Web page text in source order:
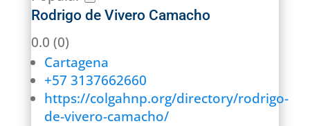
Rodrigo de Vivero Camacho
0.0 (0)
Cartagena
+57 3137662660
https://colgahnp.org/directory/rodrigo-
de-vivero-camacho/